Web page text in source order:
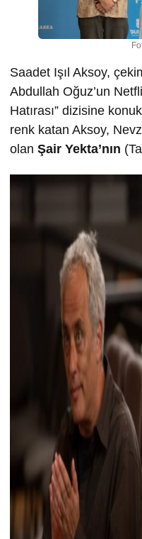
Saadet Işıl Aksoy,
Abdullah Oğuz’un
Hatırası” dizisine
renk katan Aksoy,
olan Şair Yekta’nın